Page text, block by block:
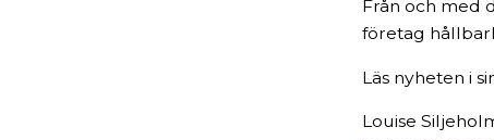
Från och med
företag
Läs nyheten i
Louise